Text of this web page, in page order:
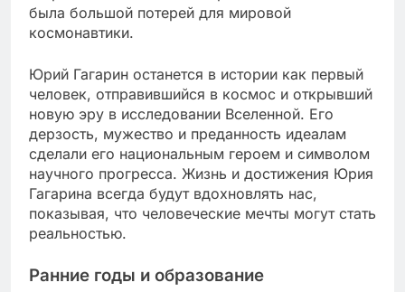
была большой потерей для мировой
космонавтики.
Юрий Гагарин останется в истории как первый
человек, отправившийся в космос и открывший
новую эру в исследовании Вселенной. Его
дерзость, мужество и преданность идеалам
сделали его национальным героем и символом
научного прогресса. Жизнь и достижения Юрия
Гагарина всегда будут вдохновлять нас,
показывая, что человеческие мечты могут стать
реальностью.
Ранние годы и образование